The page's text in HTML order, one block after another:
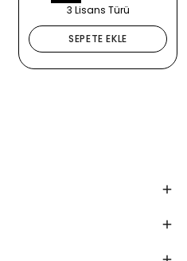
3 Lisans Türü
SEPETE EKLE